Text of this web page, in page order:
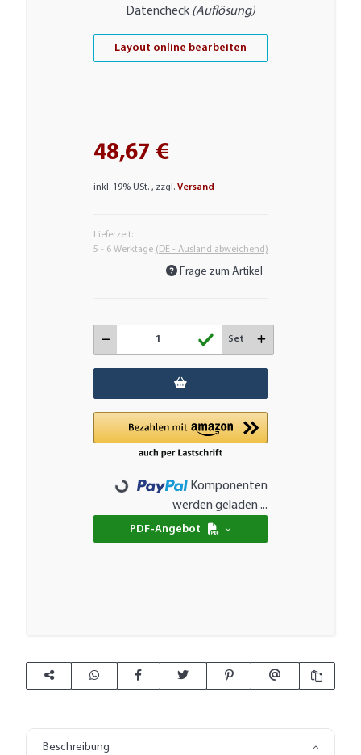
Datencheck (Auflösung)
Layout online bearbeiten
48,67 €
inkl. 19% USt. , zzgl. Versand
Lieferzeit:
5 - 6 Werktage (DE - Ausland abweichend)
Frage zum Artikel
Set
Loading...
Komponenten
werden geladen ...
PDF-Angebot
Beschreibung